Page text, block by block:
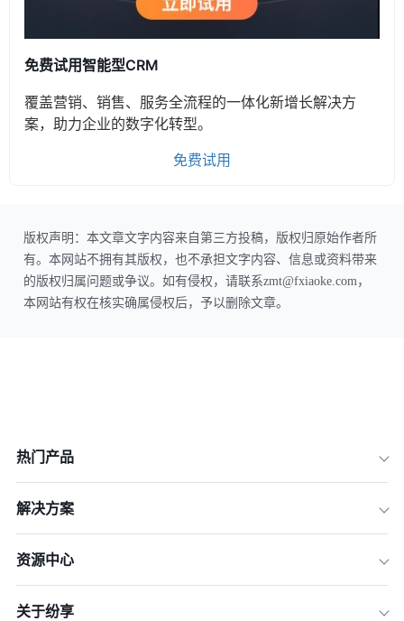
免费试用智能型CRM
覆盖营销、销售、服务全流程的一体化新增长解决方
案，助力企业的数字化转型。
免费试用
版权声明：本文章文字内容来自第三方投稿，版权归原始作者所
有。本网站不拥有其版权，也不承担文字内容、信息或资料带来
的版权归属问题或争议。如有侵权，请联系zmt@fxiaoke.com，
本网站有权在核实确属侵权后，予以删除文章。
热门产品
解决方案
资源中心
关于纷享